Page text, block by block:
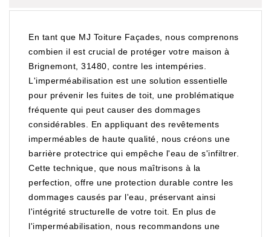
En tant que MJ Toiture Façades, nous comprenons
combien il est crucial de protéger votre maison à
Brignemont, 31480, contre les intempéries.
L'imperméabilisation est une solution essentielle
pour prévenir les fuites de toit, une problématique
fréquente qui peut causer des dommages
considérables. En appliquant des revêtements
imperméables de haute qualité, nous créons une
barrière protectrice qui empêche l'eau de s'infiltrer.
Cette technique, que nous maîtrisons à la
perfection, offre une protection durable contre les
dommages causés par l'eau, préservant ainsi
l'intégrité structurelle de votre toit. En plus de
l'imperméabilisation, nous recommandons une